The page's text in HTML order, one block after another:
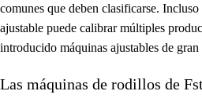
comunes que deben clasificarse.
ajustable puede calibrar múltiples
introducido máquinas ajustables de
Las máquinas de rodillos de